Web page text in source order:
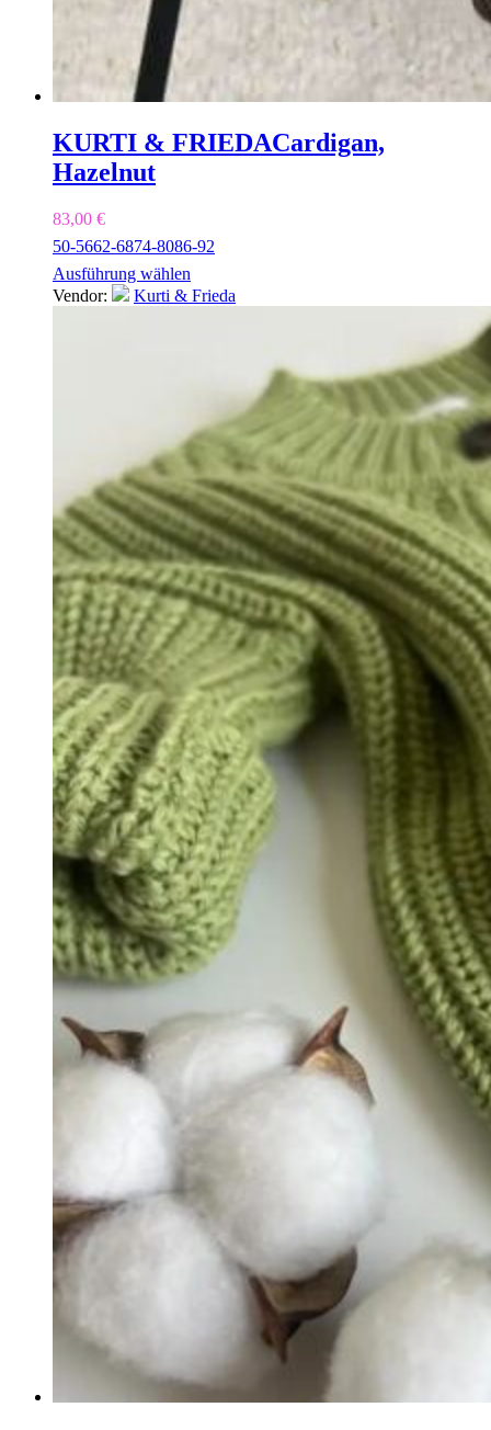
KURTI & FRIEDACardigan,
Hazelnut
83,00 €
50-5662-6874-8086-92
Ausführung wählen
Vendor:
Kurti & Frieda